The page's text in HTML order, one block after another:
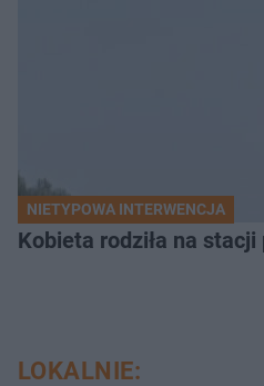
NIETYPOWA INTERWENCJA
Kobieta rodziła na
LOKALNIE: